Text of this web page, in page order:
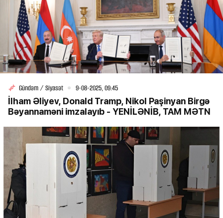
Gündəm / Siyasət 9-08-2025, 09:45
İlham Əliyev, Donald Tramp, Nikol Paşinyan Birgə
Bəyannaməni imzalayıb - YENİLƏNİB, TAM MƏTN